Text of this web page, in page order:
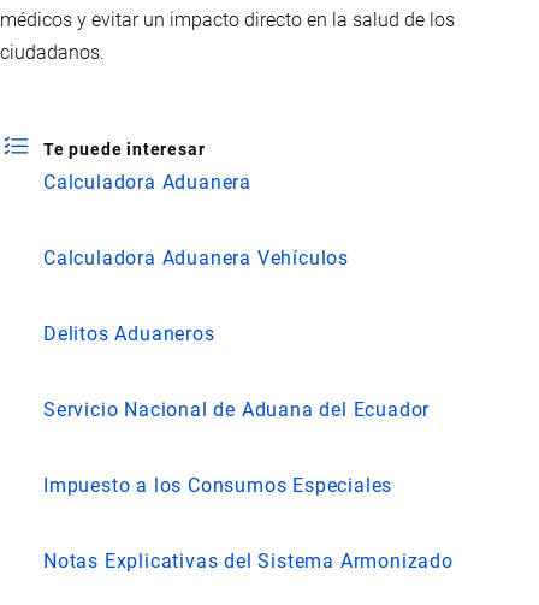
médicos y evitar un impacto directo en la salud de los
ciudadanos.
Te puede interesar
Calculadora Aduanera
Calculadora Aduanera Vehículos
Delitos Aduaneros
Servicio Nacional de Aduana del Ecuador
Impuesto a los Consumos Especiales
Notas Explicativas del Sistema Armonizado